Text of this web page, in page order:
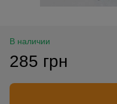
В наличии
285 грн